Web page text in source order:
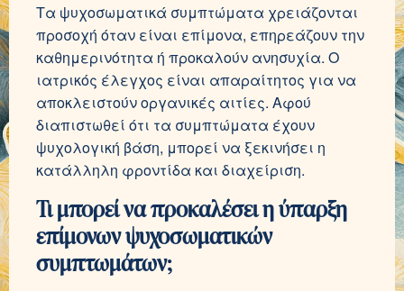
Τα ψυχοσωματικά συμπτώματα χρειάζονται
προσοχή όταν είναι επίμονα, επηρεάζουν την
καθημερινότητα ή προκαλούν ανησυχία. Ο
ιατρικός έλεγχος είναι απαραίτητος για να
αποκλειστούν οργανικές αιτίες. Αφού
διαπιστωθεί ότι τα συμπτώματα έχουν
ψυχολογική βάση, μπορεί να ξεκινήσει η
κατάλληλη φροντίδα και διαχείριση.
Τι μπορεί να προκαλέσει η ύπαρξη
επίμονων ψυχοσωματικών
συμπτωμάτων;